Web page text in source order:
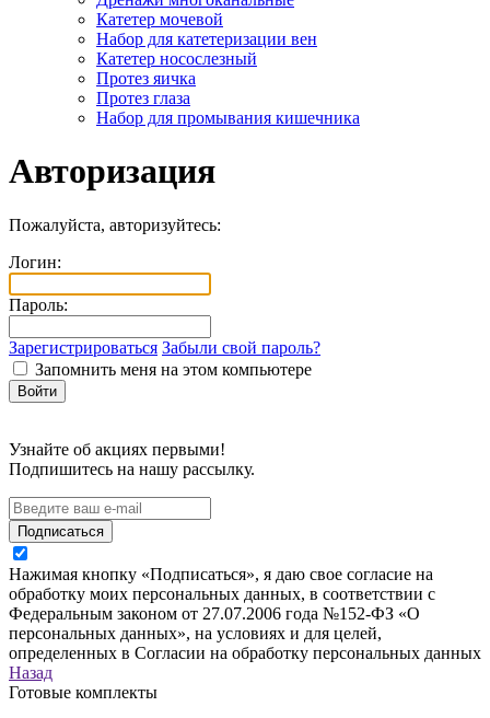
Катетер мочевой
Набор для катетеризации вен
Катетер носослезный
Протез яичка
Протез глаза
Набор для промывания кишечника
Авторизация
Пожалуйста, авторизуйтесь:
Логин:
Пароль:
Зарегистрироваться Забыли свой пароль?
Запомнить меня на этом компьютере
Узнайте об акциях первыми!
Подпишитесь на нашу рассылку.
Подписаться
Нажимая кнопку «Подписаться», я даю свое согласие на
обработку моих персональных данных, в соответствии с
Федеральным законом от 27.07.2006 года №152-ФЗ «О
персональных данных», на условиях и для целей,
определенных в Согласии на обработку персональных данных
Назад
Готовые комплекты